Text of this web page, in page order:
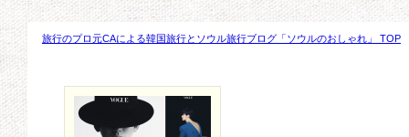
旅行のプロ元CAによる韓国旅行とソウル旅行ブログ「ソウルのおしゃれ」 TOP